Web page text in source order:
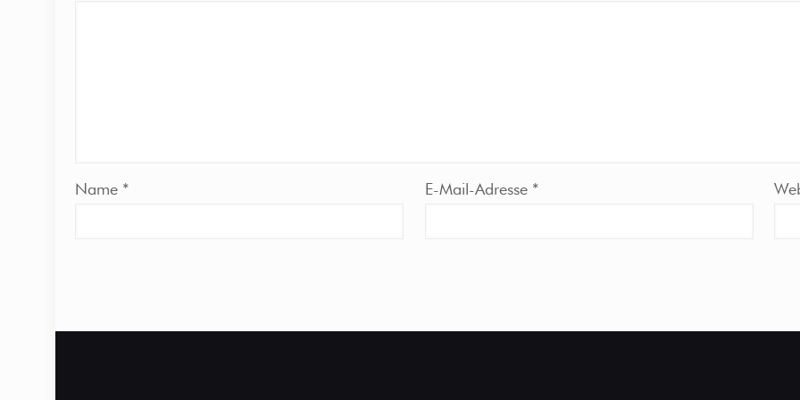
Name * E-Mail-Adresse *